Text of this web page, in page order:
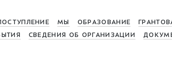
МЫ ОБРАЗОВАНИЕ
СВЕДЕНИЯ ОБ ОРГАНИЗАЦИИ